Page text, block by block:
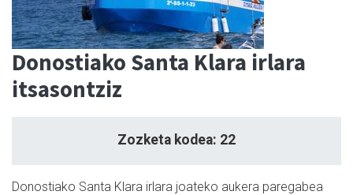
Donostiako Santa Klara irlara
itsasontziz
Zozketa kodea: 22
Donostiako Santa Klara irlara joateko aukera paregabea